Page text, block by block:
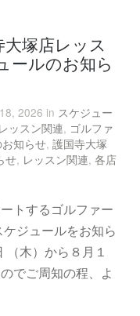
大塚店レッス
ールのお知ら
2026 in スケジュー
ッスン関連, ゴルファ
知らせ, 護国寺大塚
せ, レッスン関連, 各店
トするゴルファー
ジュールをお知ら
木）から８月１
でご周知の程、よ